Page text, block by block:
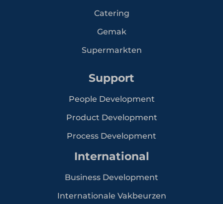
Catering
Gemak
Supermarkten
Support
People Development
Product Development
Process Development
International
Business Development
Internationale Vakbeurzen